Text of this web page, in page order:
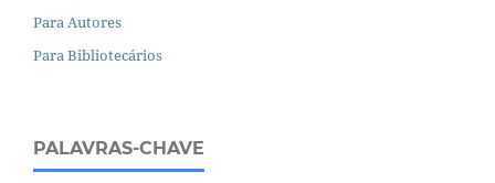
Para Autores
Para Bibliotecários
PALAVRAS-CHAVE